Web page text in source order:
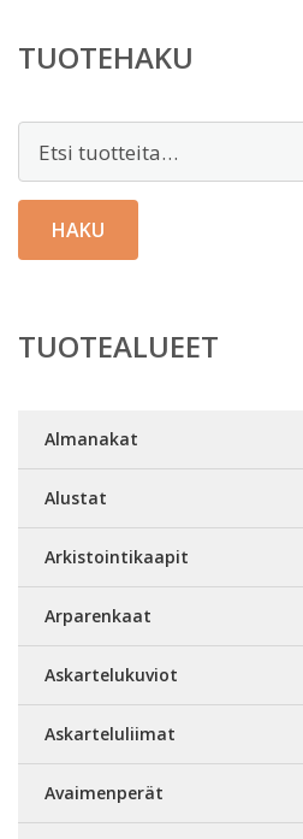
TUOTEHAKU
HAKU
TUOTEALUEET
Almanakat
Alustat
Arkistointikaapit
Arparenkaat
Askartelukuviot
Askarteluliimat
Avaimenperät